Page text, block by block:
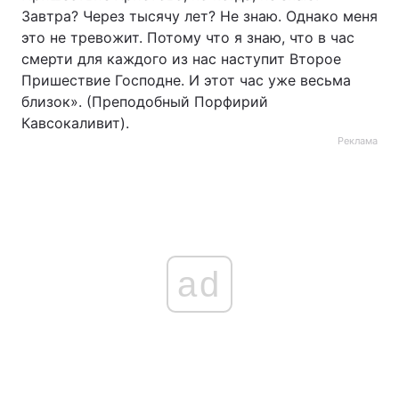
Завтра? Через тысячу лет? Не знаю. Однако меня
это не тревожит. Потому что я знаю, что в час
смерти для каждого из нас наступит Второе
Пришествие Господне. И этот час уже весьма
близок». (Преподобный Порфирий
Кавсокаливит).
Реклама
ad